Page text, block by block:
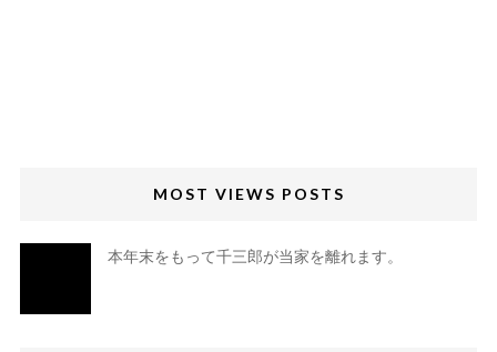
MOST VIEWS POSTS
本年末をもって千三郎が当家を離れます。